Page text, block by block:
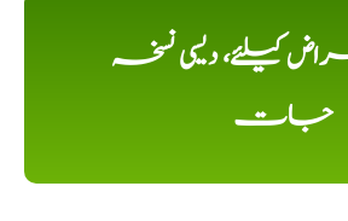
کیلئے، دیسی نسخہ
جات